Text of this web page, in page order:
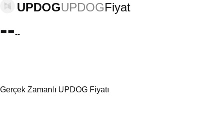
UPDOGUPDOGFiyat
----
Gerçek Zamanlı UPDOG Fiyatı